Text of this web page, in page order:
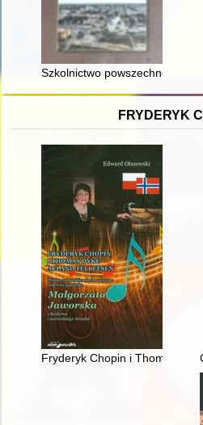
Szkolnictwo powszechne w
FRYDERYK
Fryderyk Chopin i Thomas